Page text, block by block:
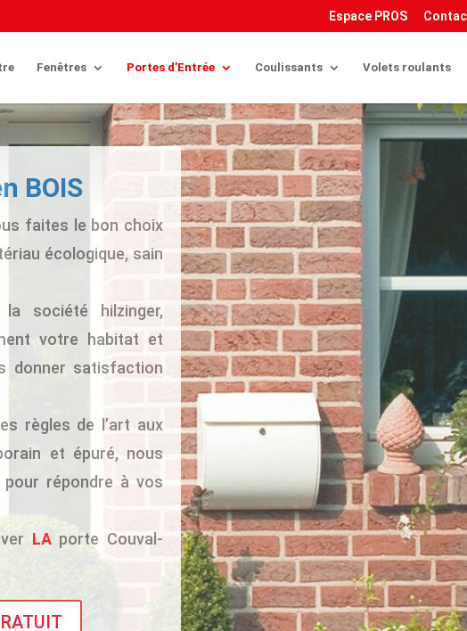
download-button'); downloadButton.each(function(index) {
Espace PROS
Fenêtres Portes d’Entrée Coulissants Volets roulants
BOIS
faites le bon choix
écologique, sain
société hilzinger,
votre habitat et
donner satisfaction
règles de l’art aux
et épuré, nous
répondre à vos
LAporte Couval-